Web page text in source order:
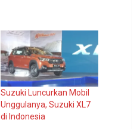
Suzuki Luncurkan Mobil
Unggulanya, Suzuki XL7
di Indonesia